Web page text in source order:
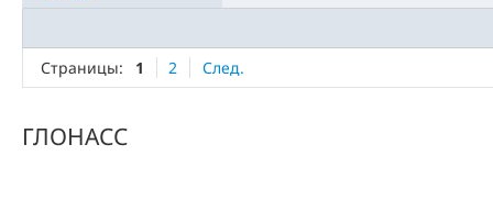
Страницы: 1 2 След.
ГЛОНАСС